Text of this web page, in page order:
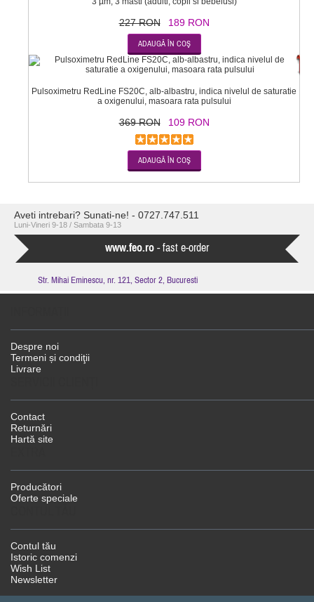
227 RON 189 RON
Pulsoximetru RedLine FS20C, alb-albastru, indica nivelul de saturatie
a oxigenului, masoara rata pulsului
369 RON 109 RON
Aveti intrebari? Sunati-ne! - 0727.747.511
Luni-Vineri 9-18 / Sambata 9-13
www.feo.ro - fast e-order
Str. Mihai Eminescu, nr. 121, Sector 2, Bucuresti
Despre noi
Termeni și condiţii
Livrare
Contact
Returnări
Hartă site
Producători
Oferte speciale
Contul tău
Istoric comenzi
Wish List
Newsletter